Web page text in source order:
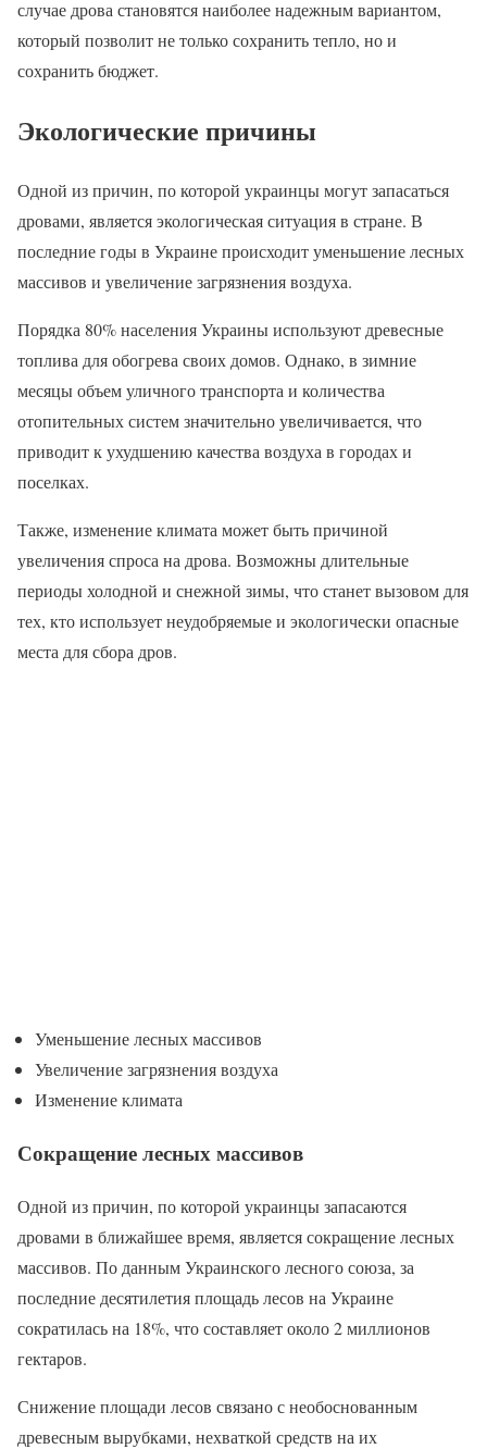
случае дрова становятся наиболее надежным вариантом,
который позволит не только сохранить тепло, но и
сохранить бюджет.
Экологические причины
Одной из причин, по которой украинцы могут запасаться
дровами, является экологическая ситуация в стране. В
последние годы в Украине происходит уменьшение лесных
массивов и увеличение загрязнения воздуха.
Порядка 80% населения Украины используют древесные
топлива для обогрева своих домов. Однако, в зимние
месяцы объем уличного транспорта и количества
отопительных систем значительно увеличивается, что
приводит к ухудшению качества воздуха в городах и
поселках.
Также, изменение климата может быть причиной
увеличения спроса на дрова. Возможны длительные
периоды холодной и снежной зимы, что станет вызовом для
тех, кто использует неудобряемые и экологически опасные
места для сбора дров.
Уменьшение лесных массивов
Увеличение загрязнения воздуха
Изменение климата
Сокращение лесных массивов
Одной из причин, по которой украинцы запасаются
дровами в ближайшее время, является сокращение лесных
массивов. По данным Украинского лесного союза, за
последние десятилетия площадь лесов на Украине
сократилась на 18%, что составляет около 2 миллионов
гектаров.
Снижение площади лесов связано с необоснованным
древесным вырубками, нехваткой средств на их